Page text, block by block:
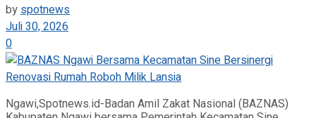
byspotnews
Juli 30, 2026
0
Ngawi,Spotnews.id-Badan Amil Zakat Nasional (BAZNAS)